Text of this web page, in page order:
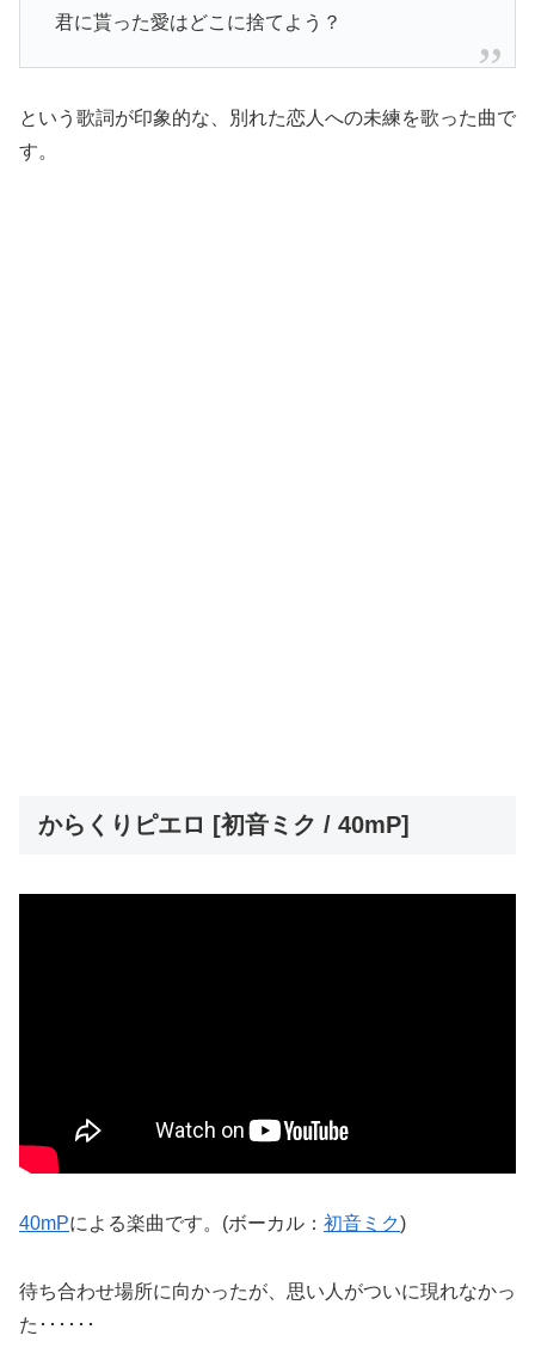
君に貰った愛はどこに捨てよう？
という歌詞が印象的な、別れた恋人への未練を歌った曲で
す。
からくりピエロ [初音ミク / 40mP]
40mPによる楽曲です。(ボーカル： 初音ミク)
待ち合わせ場所に向かったが、思い人がついに現れなかっ
た･･････